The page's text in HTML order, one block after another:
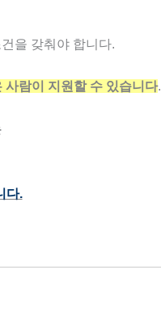
을 갖춰야 합니다.
사람이 지원할 수 있습니다.
다.